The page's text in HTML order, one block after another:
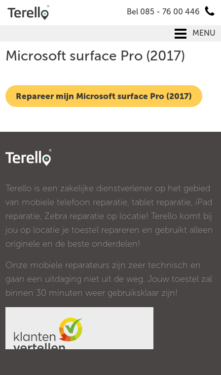
Bel 085 - 76 00 446
MENU
Microsoft surface Pro (2017)
Repareer mijn Microsoft surface Pro (2017)
Terello is een zakelijke dienstverlener op het gebied
van mobiele telefoon reparatie, tablet reparatie, iPad
reparatie, Zebra reparatie op locatie! Terello komt bij
jou op locatie je toestel repareren en gebruikt alleen
originele en de beste onderdelen!
Onze mobiele reparateurs zijn zeer technisch en
gaan een uitdaging niet uit de weg. Jouw toestel zal
binnen 30 minuten weer gebruiksklaar zijn!